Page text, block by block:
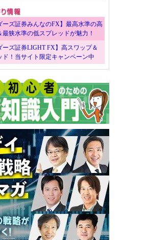
ーズ証券みんなのFX】最高水準の高
最狭水準の低スプレッドが魅力！
ーズ証券LIGHT FX】高スワップ＆
ド！当サイト限定キャンペーン中